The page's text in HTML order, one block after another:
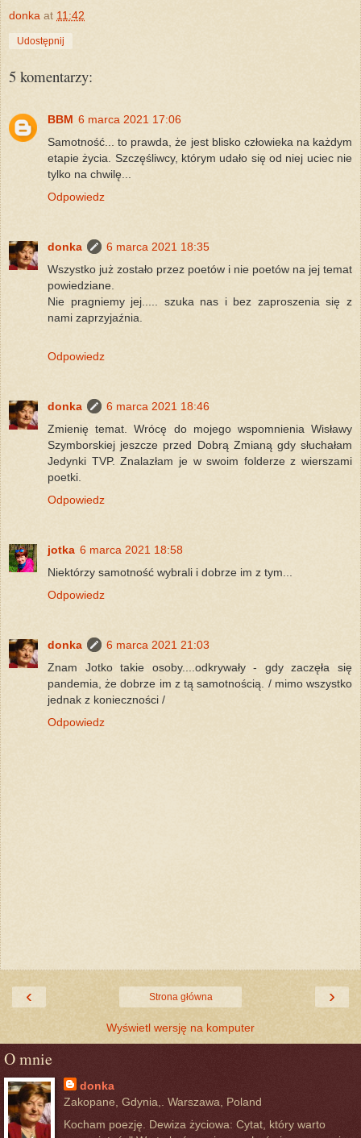
donka at 11:42
Udostępnij
5 komentarzy:
BBM 6 marca 2021 17:06
Samotność... to prawda, że jest blisko człowieka na każdym
etapie życia. Szczęśliwcy, którym udało się od niej uciec nie
tylko na chwilę...
Odpowiedz
donka
6 marca 2021 18:35
Wszystko już zostało przez poetów i nie poetów na jej temat
powiedziane.
Nie pragniemy jej..... szuka nas i bez zaproszenia się z
nami zaprzyjaźnia.
Odpowiedz
donka
6 marca 2021 18:46
Zmienię temat. Wrócę do mojego wspomnienia Wisławy
Szymborskiej jeszcze przed Dobrą Zmianą gdy słuchałam
Jedynki TVP. Znalazłam je w swoim folderze z wierszami
poetki.
Odpowiedz
jotka 6 marca 2021 18:58
Niektórzy samotność wybrali i dobrze im z tym...
Odpowiedz
donka
6 marca 2021 21:03
Znam Jotko takie osoby....odkrywały - gdy zaczęła się
pandemia, że dobrze im z tą samotnością. / mimo wszystko
jednak z konieczności /
Odpowiedz
‹ ›
Strona główna
Wyświetl wersję na komputer
O mnie
donka
Zakopane, Gdynia,. Warszawa, Poland
Kocham poezję. Dewiza życiowa: Cytat, który warto